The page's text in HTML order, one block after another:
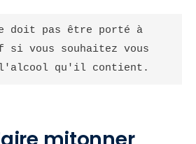
doit pas être porté à
vous souhaitez vous
l'alcool qu'il contient.